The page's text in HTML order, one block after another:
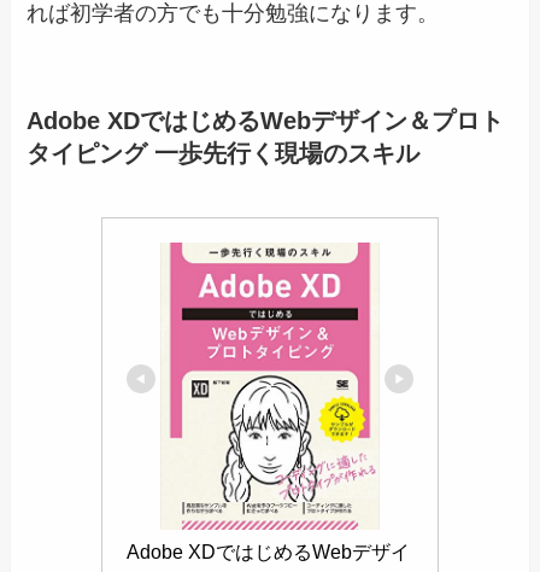
れば初学者の方でも十分勉強になります。
Adobe XDではじめるWebデザイン＆プロト
タイピング 一歩先行く現場のスキル
Adobe XDではじめるWebデザイ